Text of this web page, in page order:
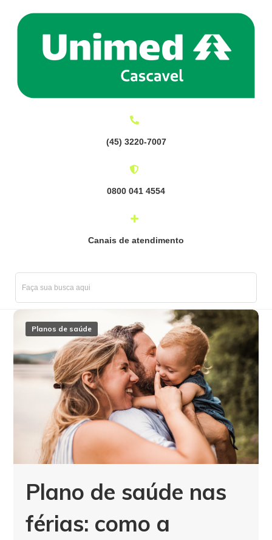
(45) 3220-7007
0800 041 4554
Canais de atendimento
Planos de saúde
Plano de saúde nas
férias: como a